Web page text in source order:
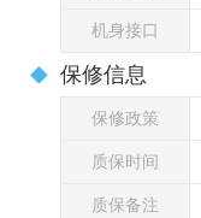
机身接口
保修信息
保修政策
质保时间
质保备注